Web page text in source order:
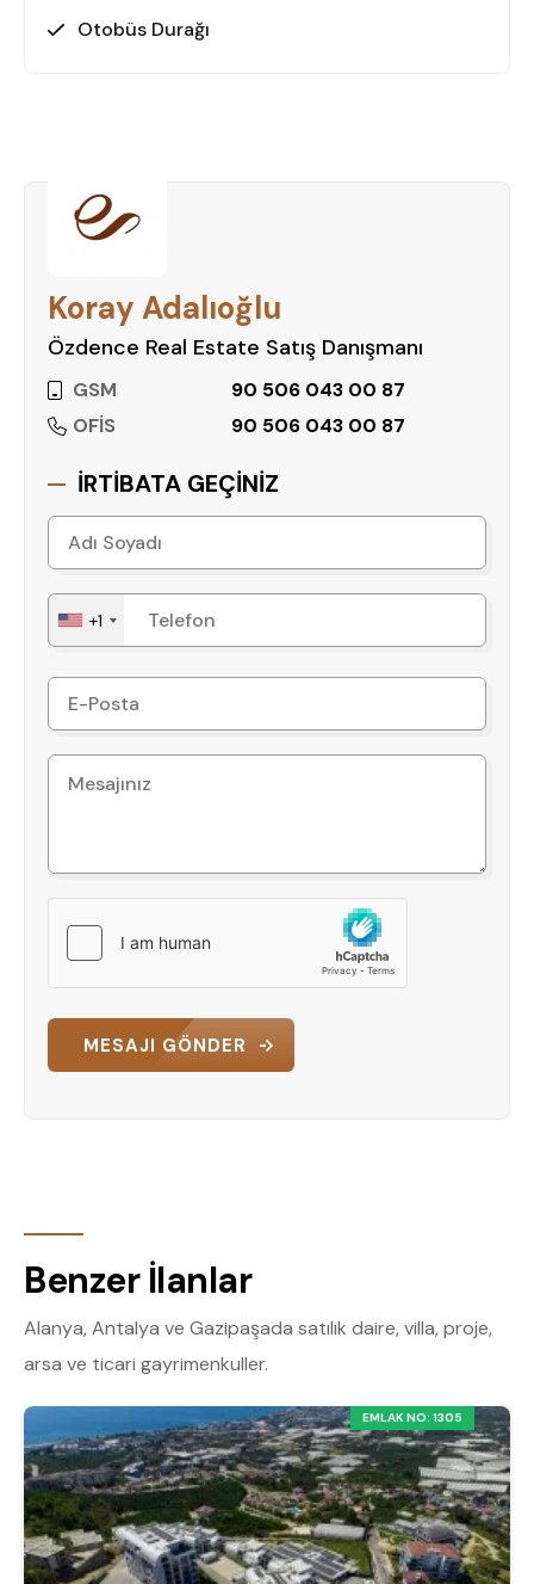
Otobüs Durağı
Koray Adalıoğlu
Özdence Real Estate Satış Danışmanı
GSM
90 506 043 00 87
OFİS
90 506 043 00 87
İRTİBATA GEÇİNİZ
+1
MESAJI GÖNDER
Benzer İlanlar
Alanya, Antalya ve Gazipaşada satılık daire, villa, proje,
arsa ve ticari gayrimenkuller.
EMLAK NO: 1305